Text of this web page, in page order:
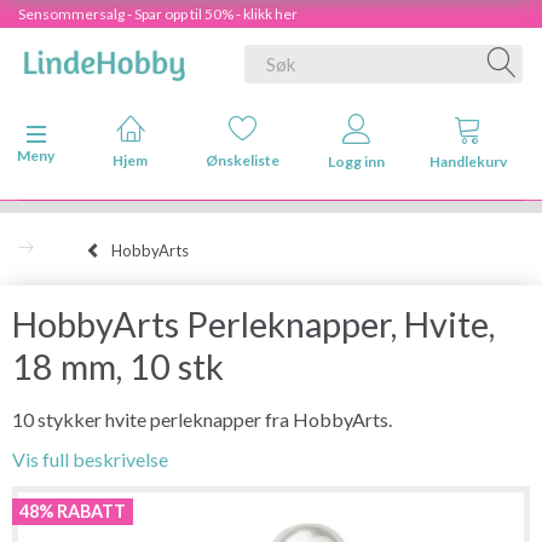
Sensommersalg - Spar opp til 50% - klikk her
Veksle navigasjon
Meny
Hjem Ønskeliste Logg inn Handlekurv
HobbyArts
HobbyArts Perleknapper, Hvite,
18 mm, 10 stk
10 stykker hvite perleknapper fra HobbyArts.
Vis full beskrivelse
48% RABATT